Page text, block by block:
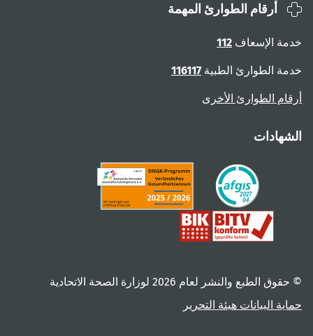
أرقام الطوارئ المهمة
خدمة الإسعاف 112
خدمة الطوارئ الطبية116117
أرقام الطوارئ الأخرى
الشهادات
© حقوق الطبع والنشر لعام ‎2026 لوزارة الصحة الاتحادية
حماية البيانات هيئة التحرير